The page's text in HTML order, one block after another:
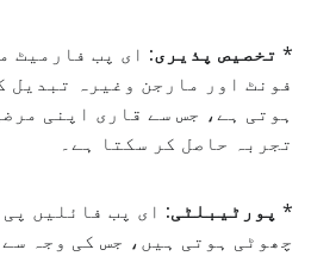
* تخصیص پذیری: ای پب فارمیٹ
فونٹ اور مارجن وغیرہ تبدیل
ہوتی ہے، جس سے قاری اپنی
تجربہ حاصل کر سکتا ہے۔
* پورٹیبلٹی: ای پب فائلیں
چھوٹی ہوتی ہیں، جس کی وجہ